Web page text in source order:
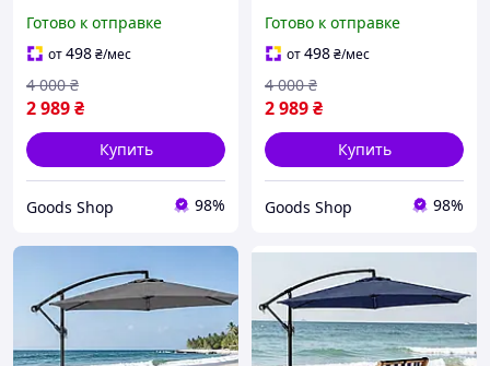
вентиляция купола, UV-
защита Бежевый
Готово к отправке
от498₴/мес
2 989₴
4 000 ₴
Купить
Goods Shop 98%
вентиляция купола, UV-
защита Зеленый
Готово к отправке
от498₴/мес
2 989₴
4 000 ₴
Купить
Goods Shop 98%